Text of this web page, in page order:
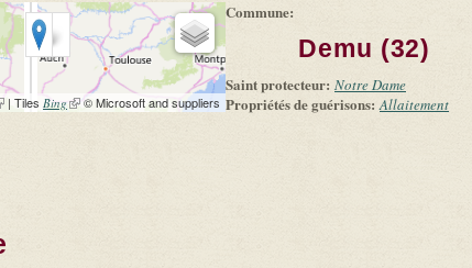
is external)
| Tiles Bing(link is external)
© Microsoft and suppliers
Commune:
Demu (32)
Saint protecteur: Notre Dame
Propriétés de guérisons:Allaitement